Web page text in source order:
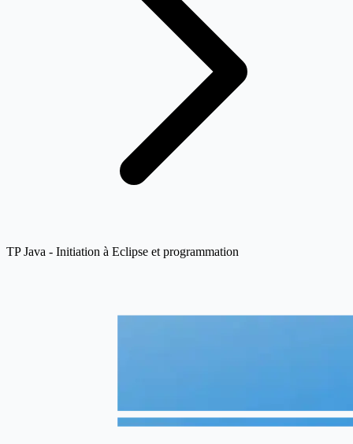
TP Java - Initiation à Eclipse et programmation